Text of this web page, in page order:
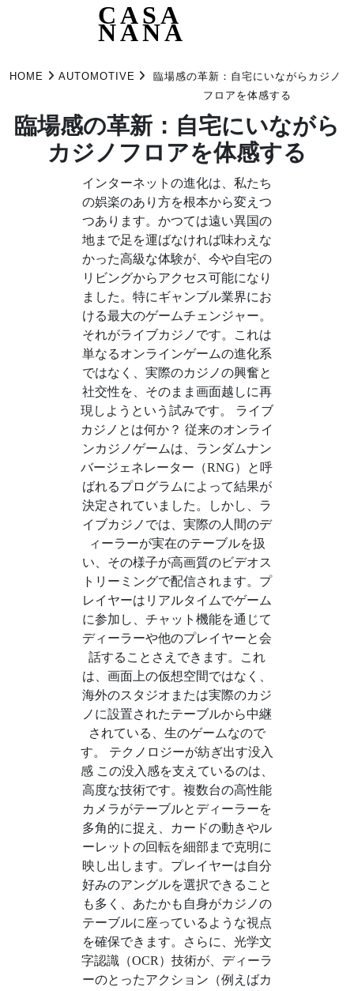
CASA
NANA
HOME AUTOMOTIVE
臨場感の革新：自宅にいながらカジノ
フロアを体感する
臨場感の革新：自宅にいながら
カジノフロアを体感する
インターネットの進化は、私たち
の娯楽のあり方を根本から変えつ
つあります。かつては遠い異国の
地まで足を運ばなければ味わえな
かった高級な体験が、今や自宅の
リビングからアクセス可能になり
ました。特にギャンブル業界にお
ける最大のゲームチェンジャー。
それがライブカジノです。これは
単なるオンラインゲームの進化系
ではなく、実際のカジノの興奮と
社交性を、そのまま画面越しに再
現しようという試みです。 ライブ
カジノとは何か？ 従来のオンライ
ンカジノゲームは、ランダムナン
バージェネレーター（RNG）と呼
ばれるプログラムによって結果が
決定されていました。しかし、ラ
イブカジノでは、実際の人間のデ
ィーラーが実在のテーブルを扱
い、その様子が高画質のビデオス
トリーミングで配信されます。プ
レイヤーはリアルタイムでゲーム
に参加し、チャット機能を通じて
ディーラーや他のプレイヤーと会
話することさえできます。これ
は、画面上の仮想空間ではなく、
海外のスタジオまたは実際のカジ
ノに設置されたテーブルから中継
されている、生のゲームなので
す。 テクノロジーが紡ぎ出す没入
感 この没入感を支えているのは、
高度な技術です。複数台の高性能
カメラがテーブルとディーラーを
多角的に捉え、カードの動きやル
ーレットの回転を細部まで克明に
映し出します。プレイヤーは自分
好みのアングルを選択できること
も多く、あたかも自身がカジノの
テーブルに座っているような視点
を確保できます。さらに、光学文
字認識（OCR）技術が、ディーラ
ーのとったアクション（例えばカ